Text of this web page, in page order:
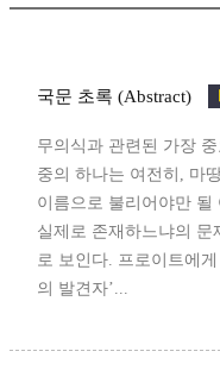
국문 초록 (Abstract)
무의식과 관련된 가장 중
중의 하나는 여전히, 마
이름으로 불리어야만 될
실제로 존재하느냐의 문
로 보인다. 프로이트에게
의 발견자’...